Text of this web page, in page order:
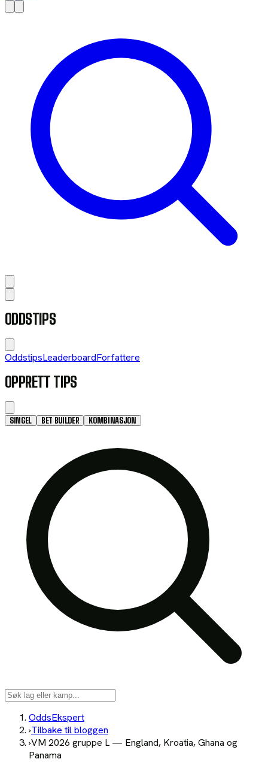
ODDSTIPS
OddstipsLeaderboardForfattere
OPPRETT TIPS
SINGEL BET BUILDER KOMBINASJON
OddsEkspert
›Tilbake til bloggen
›VM 2026 gruppe L — England, Kroatia, Ghana og
Panama